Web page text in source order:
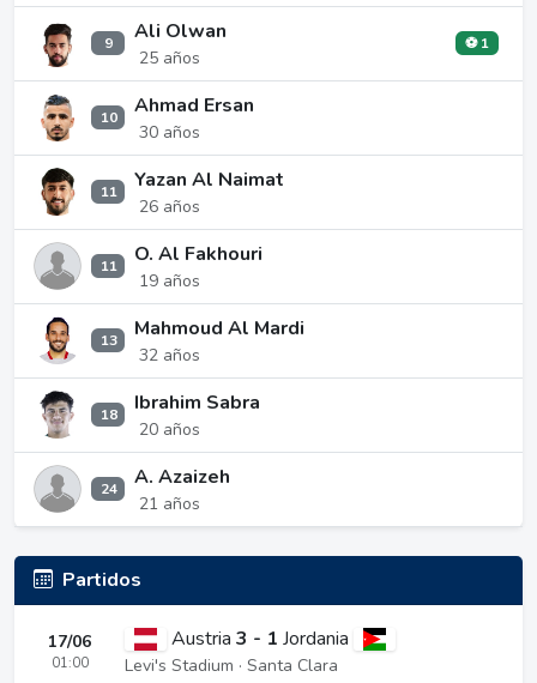
9 Ali Olwan
25 años
⚽ 1
10 Ahmad Ersan
30 años
11 Yazan Al Naimat
26 años
11 O. Al Fakhouri
19 años
13 Mahmoud Al Mardi
32 años
18 Ibrahim Sabra
20 años
24 A. Azaizeh
21 años
Partidos
17/06
01:00
Austria 3 - 1 Jordania
Levi's Stadium · Santa Clara